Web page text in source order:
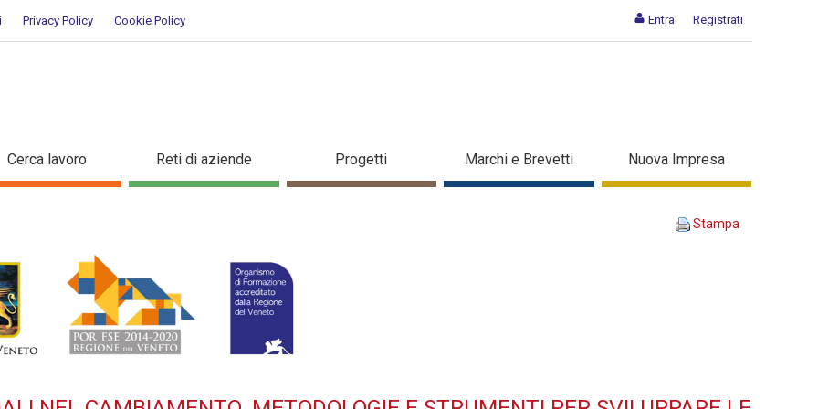
Entra Registrati
Privacy Policy Cookie Policy
AZIENDALI NEL CAMBIAMENTO. Metodologie e strumenti per
Cerca lavoro Reti di aziende Progetti Marchi e Brevetti Nuova Impresa
Stampa